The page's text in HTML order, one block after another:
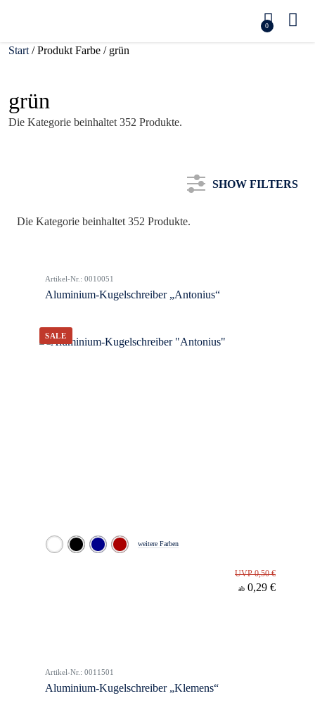
0
Start / Produkt Farbe / grün
grün
Die Kategorie beinhaltet 352 Produkte.
SHOW FILTERS
Farbe
Werbeanbringung
Die Kategorie beinhaltet 352 Produkte.
Artikel-Nr.: 0010051
Aluminium-Kugelschreiber „Antonius“
weitere Farben
UVP 0,50 €
ab 0,29 €
Artikel-Nr.: 0011501
Aluminium-Kugelschreiber „Klemens“